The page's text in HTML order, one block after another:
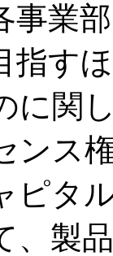
事業
指す
に関
ンス
ピタ
、製